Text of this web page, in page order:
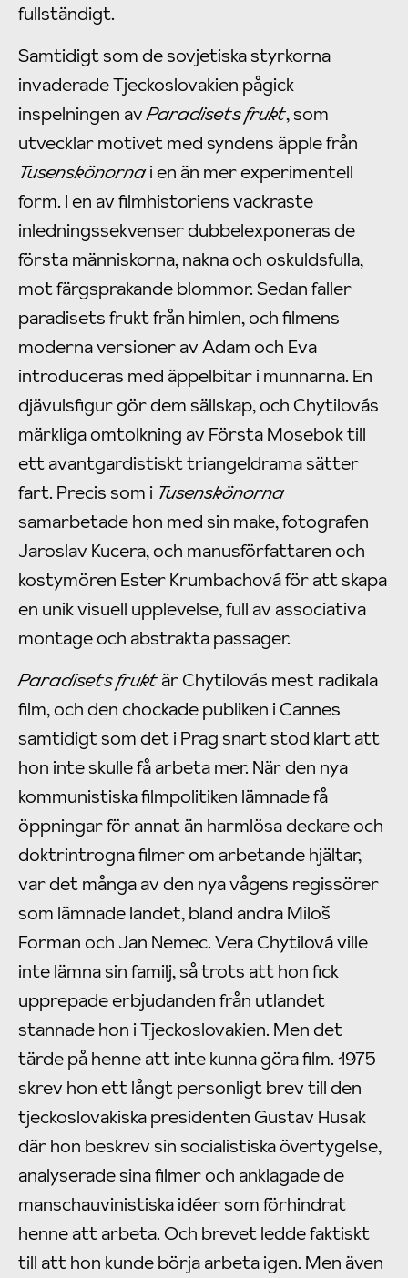
fullständigt.
Samtidigt som de sovjetiska styrkorna
invaderade Tjeckoslovakien pågick
inspelningen avParadisets frukt, som
utvecklar motivet med syndens äpple från
Tusenskönornai en än mer experimentell
form. I en av filmhistoriens vackraste
inledningssekvenser dubbelexponeras de
första människorna, nakna och oskuldsfulla,
mot färgsprakande blommor. Sedan faller
paradisets frukt från himlen, och filmens
moderna versioner av Adam och Eva
introduceras med äppelbitar i munnarna. En
djävulsfigur gör dem sällskap, och Chytilovás
märkliga omtolkning av Första Mosebok till
ett avantgardistiskt triangeldrama sätter
fart. Precis som i Tusenskönorna
samarbetade hon med sin make, fotografen
Jaroslav Kucera, och manusförfattaren och
kostymören Ester Krumbachová för att skapa
en unik visuell upplevelse, full av associativa
montage och abstrakta passager.
Paradisets fruktär Chytilovás mest radikala
film, och den chockade publiken i Cannes
samtidigt som det i Prag snart stod klart att
hon inte skulle få arbeta mer. När den nya
kommunistiska filmpolitiken lämnade få
öppningar för annat än harmlösa deckare och
doktrintrogna filmer om arbetande hjältar,
var det många av den nya vågens regissörer
som lämnade landet, bland andra Miloš
Forman och Jan Nemec. Vera Chytilová ville
inte lämna sin familj, så trots att hon fick
upprepade erbjudanden från utlandet
stannade hon i Tjeckoslovakien. Men det
tärde på henne att inte kunna göra film. 1975
skrev hon ett långt personligt brev till den
tjeckoslovakiska presidenten Gustav Husak
där hon beskrev sin socialistiska övertygelse,
analyserade sina filmer och anklagade de
manschauvinistiska idéer som förhindrat
henne att arbeta. Och brevet ledde faktiskt
till att hon kunde börja arbeta igen. Men även